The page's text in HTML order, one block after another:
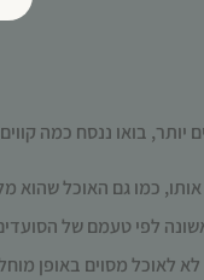
יותר, בואו ננסח כמה
כמו גם האוכל שהוא
לפי טעמם של
לאוכל מסוים באופן